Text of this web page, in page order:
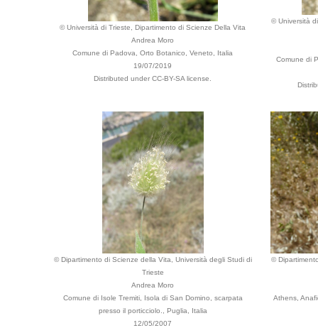
© Università di Trieste, Dipartimento di Scienze Della Vita
Andrea Moro
Comune di Padova, Orto Botanico, Veneto, Italia
19/07/2019
Distributed under CC-BY-SA license.
© Università
Comune di
© Dipartimento di Scienze della Vita, Università degli Studi di
Trieste
Andrea Moro
Comune di Isole Tremiti, Isola di San Domino, scarpata
presso il porticciolo., Puglia, Italia
12/05/2007
©
Athens,